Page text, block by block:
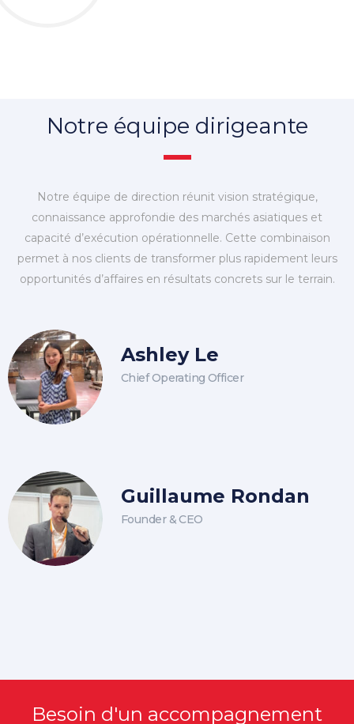
Notre équipe dirigeante
Notre équipe de direction réunit vision stratégique,
connaissance approfondie des marchés asiatiques et
capacité d’exécution opérationnelle. Cette combinaison
permet à nos clients de transformer plus rapidement leurs
opportunités d’affaires en résultats concrets sur le terrain.
Ashley Le
Chief Operating Officer
Guillaume Rondan
Founder & CEO
Besoin d'un accompagnement